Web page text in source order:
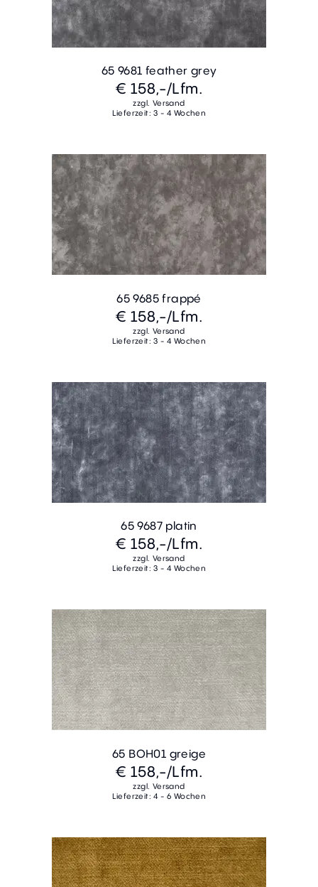
65 9681 feather grey
€ 158,-/Lfm.
zzgl. Versand
Lieferzeit: 3 - 4 Wochen
65 9685 frappé
€ 158,-/Lfm.
zzgl. Versand
Lieferzeit: 3 - 4 Wochen
65 9687 platin
€ 158,-/Lfm.
zzgl. Versand
Lieferzeit: 3 - 4 Wochen
65 BOH01 greige
€ 158,-/Lfm.
zzgl. Versand
Lieferzeit: 4 - 6 Wochen